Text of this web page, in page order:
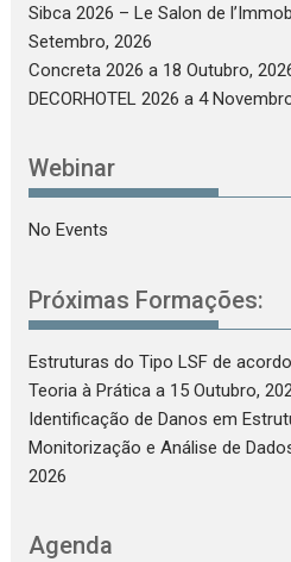
Sibca 2026 – Le Salon de
Setembro, 2026
Concreta 2026 a 18 Outubro,
DECORHOTEL 2026 a 4
Webinar
No Events
Próximas Formações:
Estruturas do Tipo LSF de
Teoria à Prática a 15 Outubro,
Identificação de Danos em
Monitorização e Análise de
2026
Agenda